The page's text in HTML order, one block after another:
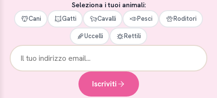
Seleziona i tuoi animali:
Cani Gatti Cavalli Pesci Roditori
Uccelli Rettili
Iscriviti